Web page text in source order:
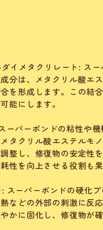
イメタクリレート: ス
分は、メタクリル酸エ
を形成します。この結
能にします。
ーパーボンドの粘性や
タクリル酸エステルモ
整し、修復物の安定性
性を向上させる役割も果
スーパーボンドの硬化
などの外部の刺激に反
かに固化し、修復物が